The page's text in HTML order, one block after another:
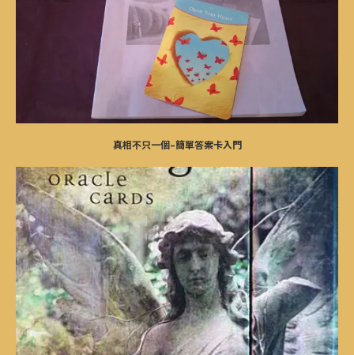
真相不只一個–簡單答案卡入門